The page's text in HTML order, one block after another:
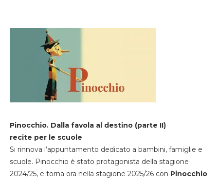
Pinocchio. Dalla favola al destino (parte II)
recite per le scuole
Si rinnova l’appuntamento dedicato a bambini, famiglie e
scuole. Pinocchio è stato protagonista della stagione
2024/25, e torna ora nella stagione 2025/26 con Pinocchio